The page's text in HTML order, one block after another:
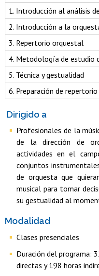
1. Introducción al análisis
2. Introducción a la
3. Repertorio orquestal
4. Metodología de estudio
5. Técnica y gestualidad
6. Preparación de repertorio
Dirigido a
Profesionales de la
de la dirección de
actividades en el
conjuntos
de orquesta que
musical para tomar
su gestualidad al
Modalidad
Clases presenciales
Duración del programa:
directas y 198 horas